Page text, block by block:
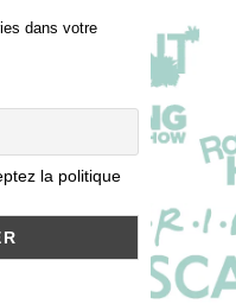
dans votre
la politique